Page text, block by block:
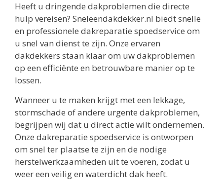
Heeft u dringende dakproblemen die directe
hulp vereisen? Sneleendakdekker.nl biedt snelle
en professionele dakreparatie spoedservice om
u snel van dienst te zijn. Onze ervaren
dakdekkers staan klaar om uw dakproblemen
op een efficiënte en betrouwbare manier op te
lossen.
Wanneer u te maken krijgt met een lekkage,
stormschade of andere urgente dakproblemen,
begrijpen wij dat u direct actie wilt ondernemen.
Onze dakreparatie spoedservice is ontworpen
om snel ter plaatse te zijn en de nodige
herstelwerkzaamheden uit te voeren, zodat u
weer een veilig en waterdicht dak heeft.